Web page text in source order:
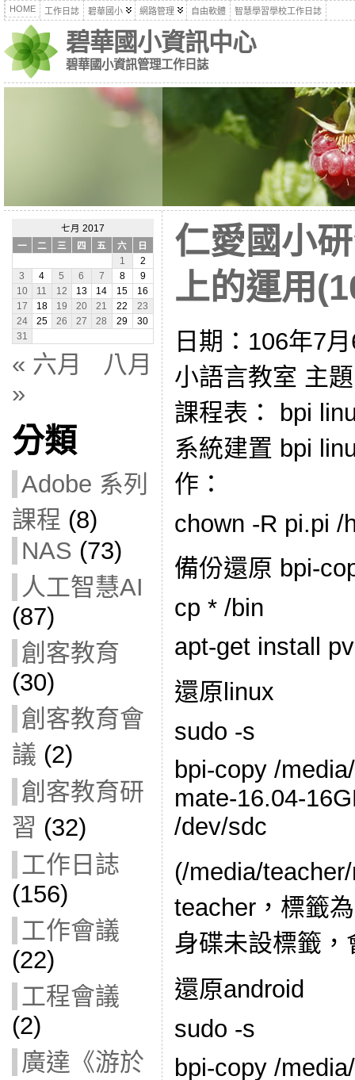
HOME 工作日誌 碧華國小 網路管理 自由軟體 智慧學習學校工作日誌
碧華國小資訊中心
碧華國小資訊管理工作日誌
七月 2017
一
二 三 四 五 六
日
1
2
3
4 5 6 7 8
9
10
11 12 13 14 15
16
17
18 19 20 21 22
23
24
25 26 27 28 29
30
31
« 六月
八月
»
分類
Adobe 系列
課程 (8)
NAS (73)
人工智慧AI
(87)
創客教育
(30)
創客教育會
議 (2)
創客教育研
習 (32)
工作日誌
(156)
工作會議
(22)
工程會議
(2)
廣達《游於
仁愛國小
上的運用
日期：106年7
小語言教室 主
課程表： bpi
系統建置 bpi
作：
chown -R pi.pi /
備份還原 bpi-
cp * /bin
apt-get install pv
還原linux
sudo -s
bpi-copy /
mate-16.04-
/dev/sdc
(/media/
teacher，標籤
身碟未設標籤
還原android
sudo -s
bpi-copy /